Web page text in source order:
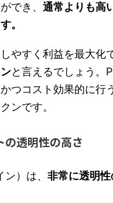
でき、 通常よりも高
。
やすく利益を最大化
と言えるでしょう。
つコスト効果的に行
ンです。
の透明性の高さ
）は、 非常に透明